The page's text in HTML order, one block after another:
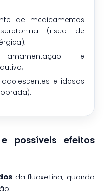
de medicamentos
(risco de
e
e idosos
possíveis efeitos
da fluoxetina, quando